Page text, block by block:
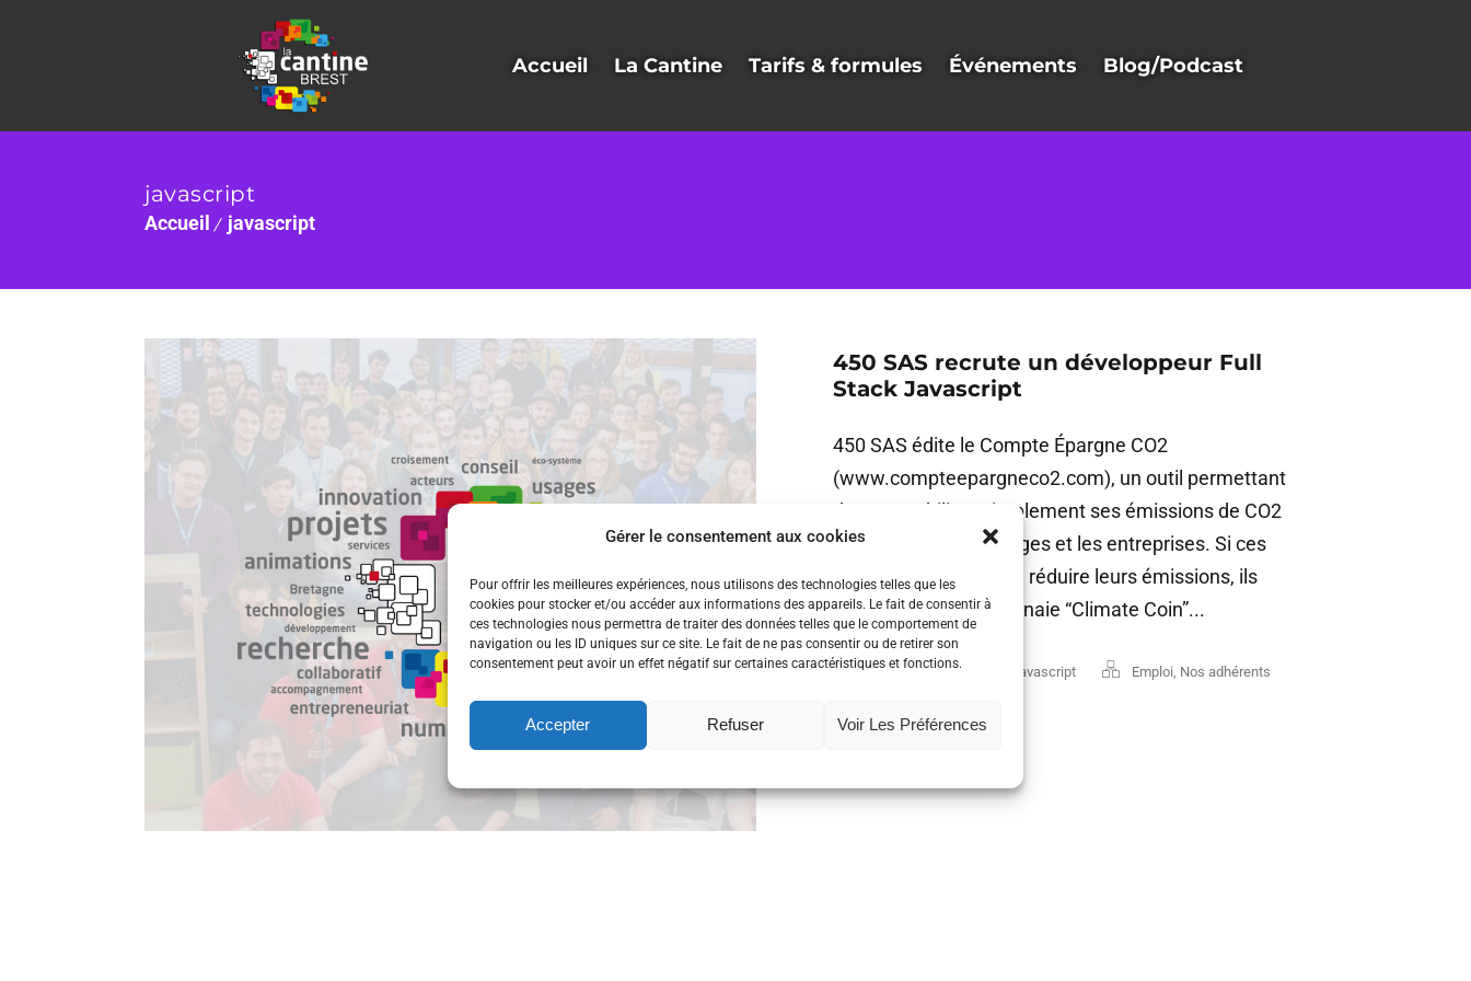
Gérer le consentement aux cookies
Pour offrir les meilleures expériences, nous utilisons des technologies telles que les
cookies pour stocker et/ou accéder aux informations des appareils. Le fait de consentir à
ces technologies nous permettra de traiter des données telles que le comportement de
navigation ou les ID uniques sur ce site. Le fait de ne pas consentir ou de retirer son
consentement peut avoir un effet négatif sur certaines caractéristiques et fonctions.
Accepter Refuser Voir Les Préférences
Accueil La Cantine Tarifs & formules Événements Blog/Podcast
javascript
Accueil javascript
450 SAS recrute un développeur Full
Stack Javascript
450 SAS édite le Compte Épargne CO2
(www.compteepargneco2.com), un outil permettant
de comptabiliser simplement ses émissions de CO2
réelles pour les ménages et les entreprises. Si ces
derniers réussissent à réduire leurs émissions, ils
vont toucher une monnaie “Climate Coin”...
Brest, emploi,full stack javascript Emploi, Nos adhérents
Lire la suite